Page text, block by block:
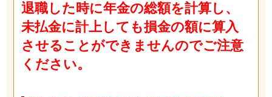
退職した時に年金の総額を計算し、
未払金に計上しても損金の額に算入
させることができませんのでご注意
ください。